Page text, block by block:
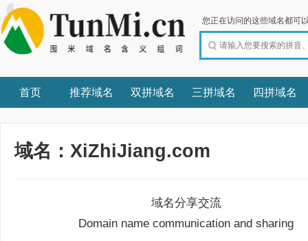
您正在访问的这些域名都可
首页 推荐域名 双拼域名 三拼域名 四拼域名
域名：XiZhiJiang.com
域名分享交流
Domain name communication and sharing